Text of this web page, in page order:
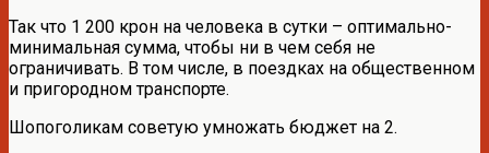
Так что 1 200 крон на человека в сутки – оптимально-
минимальная сумма, чтобы ни в чем себя не
ограничивать. В том числе, в поездках на общественном
и пригородном транспорте.
Шопоголикам советую умножать бюджет на 2.